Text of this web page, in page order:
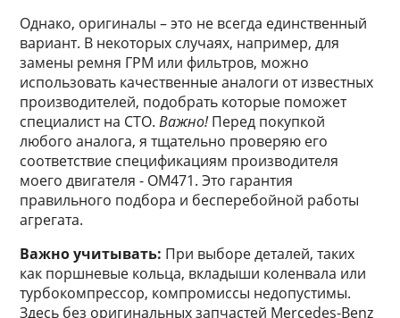
Однако, оригиналы – это не всегда единственный
вариант. В некоторых случаях, например, для
замены ремня ГРМ или фильтров, можно
использовать качественные аналоги от известных
производителей, подобрать которые поможет
специалист на СТО.Важно!Перед покупкой
любого аналога, я тщательно проверяю его
соответствие спецификациям производителя
моего двигателя - OM471. Это гарантия
правильного подбора и бесперебойной работы
агрегата.
Важно учитывать: При выборе деталей, таких
как поршневые кольца, вкладыши коленвала или
турбокомпрессор, компромиссы недопустимы.
Здесь без оригинальных запчастей Mercedes-Benz